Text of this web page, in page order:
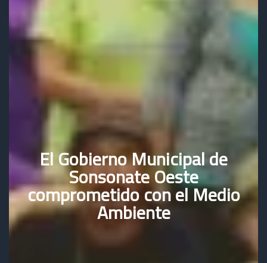
El Gobierno Municipal de
Sonsonate Oeste
comprometido con el Medio
Ambiente